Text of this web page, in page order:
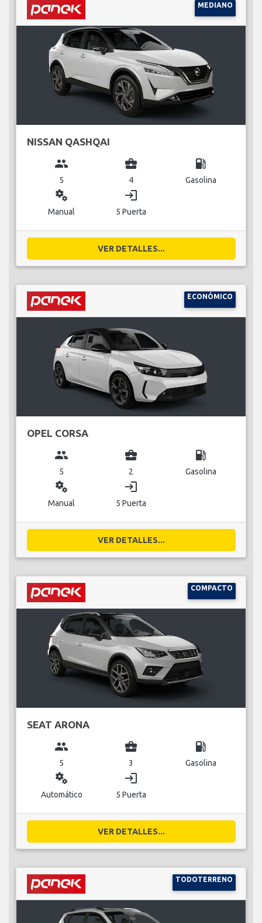
MEDIANO
NISSAN QASHQAI
group
5
business_center
4
local_gas_station
Gasolina
miscellaneous_services
Manual
login
5 Puerta
VER DETALLES...
ECONÓMICO
OPEL CORSA
group
5
business_center
2
local_gas_station
Gasolina
miscellaneous_services
Manual
login
5 Puerta
VER DETALLES...
COMPACTO
SEAT ARONA
group
5
business_center
3
local_gas_station
Gasolina
miscellaneous_services
Automático
login
5 Puerta
VER DETALLES...
TODOTERRENO